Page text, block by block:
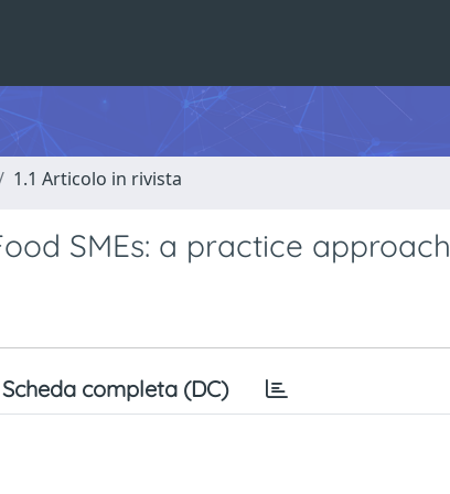
1.1 Articolo in rivista
SMEs: a practice approach
Scheda completa (DC)